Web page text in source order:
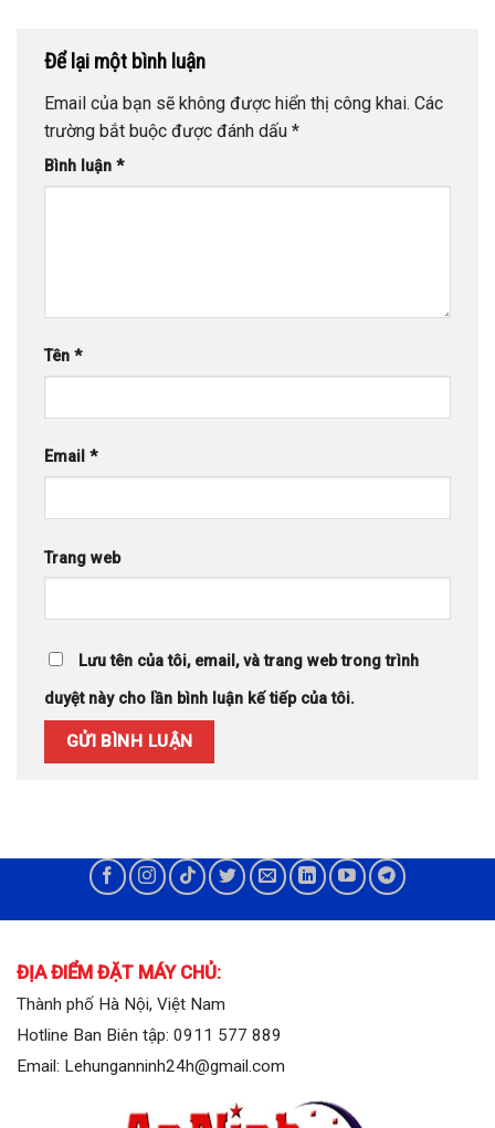
Để lại một bình luận
Email của bạn sẽ không được hiển thị công khai. Các
trường bắt buộc được đánh dấu *
Bình luận *
Tên *
Email *
Trang web
Lưu tên của tôi, email, và trang web trong trình
duyệt này cho lần bình luận kế tiếp của tôi.
ĐỊA ĐIỂM ĐẶT MÁY CHỦ:
Thành phố Hà Nội, Việt Nam
Hotline Ban Biên tập: 0911 577 889
Email: Lehunganninh24h@gmail.com